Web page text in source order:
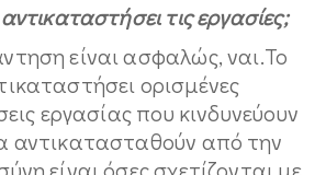
τις εργασίες;
είναι ασφαλώς, ναι.Το
ορισμένες
εργασίας που κινδυνεύουν
αντικατασταθούν από την